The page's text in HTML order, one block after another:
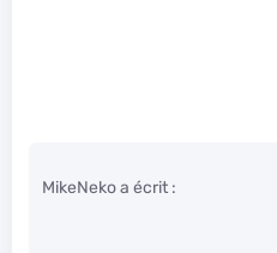
MikeNeko a écrit :